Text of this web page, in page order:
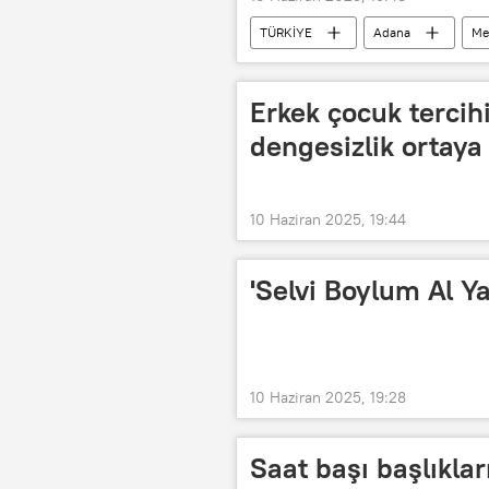
TÜRKİYE Adana
Tavuk döner
Polis
Erkek çocuk
dengesizlik ortaya
10 Haziran 2025, 19:44
'Selvi Boylum Al
10 Haziran 2025, 19:28
Saat başı